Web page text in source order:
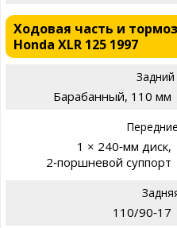
Ходовая часть и
Honda XLR 125 1997
Барабанный, 110 мм
1 × 240‑мм диск,
2‑поршневой суппорт
110/90‑17